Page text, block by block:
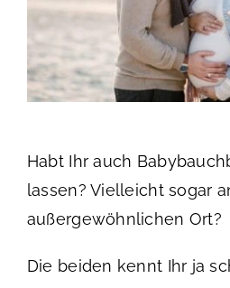
Habt Ihr auch
lassen? Vielleicht sogar
außergewöhnlichen Ort?
Die beiden kennt Ihr ja